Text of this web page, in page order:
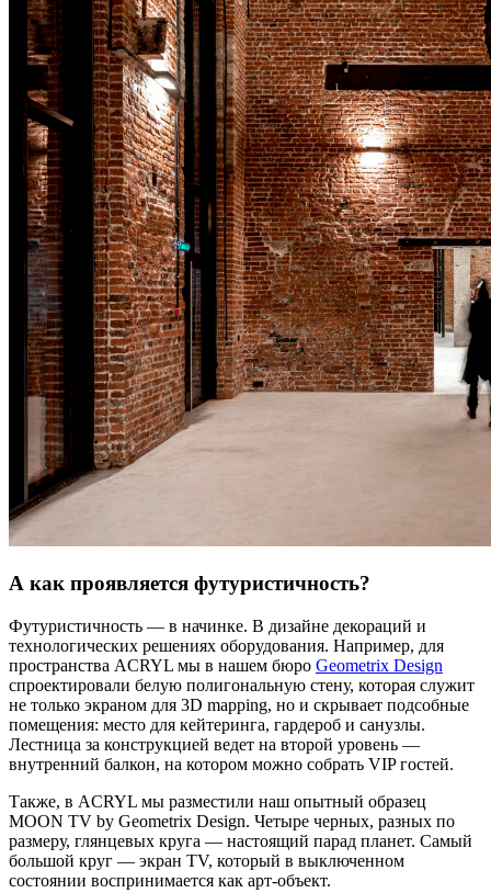
А как проявляется футуристичность?
Футуристичность — в начинке. В дизайне декораций и
технологических решениях оборудования. Например, для
пространства ACRYL мы в нашем бюро Geometrix Design
спроектировали белую полигональную стену, которая служит
не только экраном для 3D mapping, но и скрывает подсобные
помещения: место для кейтеринга, гардероб и санузлы.
Лестница за конструкцией ведет на второй уровень —
внутренний балкон, на котором можно собрать VIP гостей.
Также, в ACRYL мы разместили наш опытный образец
MOON TV by Geometrix Design. Четыре черных, разных по
размеру, глянцевых круга — настоящий парад планет. Самый
большой круг — экран TV, который в выключенном
состоянии воспринимается как арт-объект.